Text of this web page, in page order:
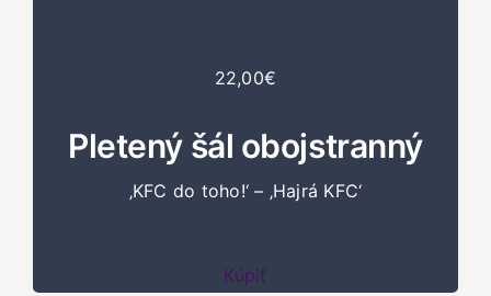
22,00€
Pletený šál obojstranný
‚KFC do toho!‘ – ‚Hajrá KFC‘
Kúpiť